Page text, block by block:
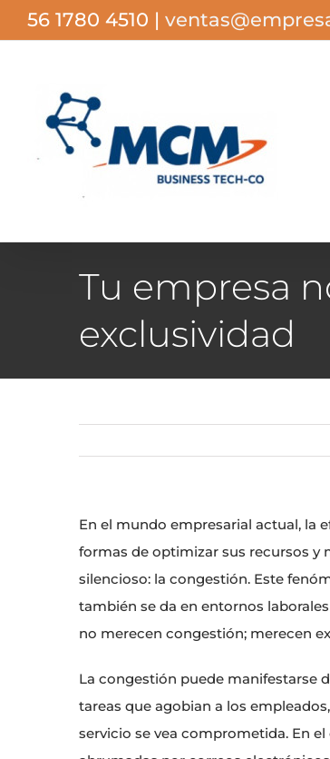
Saltar
al
56 1780 4510 |
Tu empresa
exclusividad
En el mundo empresarial actual, la
formas de optimizar sus recursos y
silencioso: la congestión. Este
también se da en entornos
no merecen congestión; merecen
La congestión puede manifestarse
tareas que agobian a los
servicio se vea comprometida. En